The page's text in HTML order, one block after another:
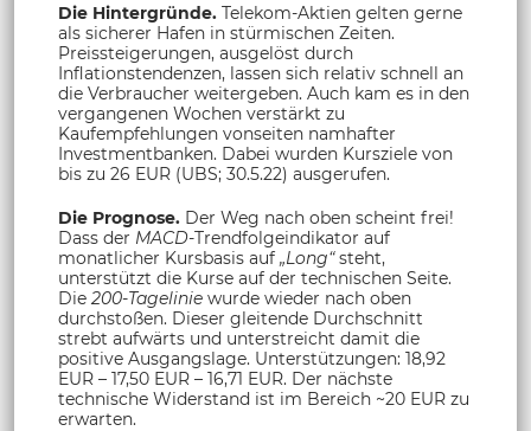
Die Hintergründe. Telekom-Aktien gelten gerne
als sicherer Hafen in stürmischen Zeiten.
Preissteigerungen, ausgelöst durch
Inflationstendenzen, lassen sich relativ schnell an
die Verbraucher weitergeben. Auch kam es in den
vergangenen Wochen verstärkt zu
Kaufempfehlungen vonseiten namhafter
Investmentbanken. Dabei wurden Kursziele von
bis zu 26 EUR (UBS; 30.5.22) ausgerufen.
Die Prognose. Der Weg nach oben scheint frei!
Dass der MACD-Trendfolgeindikator auf
monatlicher Kursbasis auf „Long“steht,
unterstützt die Kurse auf der technischen Seite.
Die 200-Tagelinie wurde wieder nach oben
durchstoßen. Dieser gleitende Durchschnitt
strebt aufwärts und unterstreicht damit die
positive Ausgangslage. Unterstützungen: 18,92
EUR – 17,50 EUR – 16,71 EUR. Der nächste
technische Widerstand ist im Bereich ~20 EUR zu
erwarten.